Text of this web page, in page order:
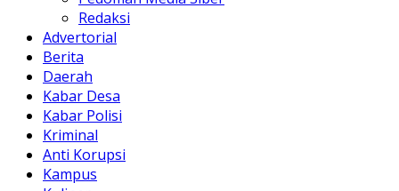
Redaksi
Advertorial
Berita
Daerah
Kabar Desa
Kabar Polisi
Kriminal
Anti Korupsi
Kampus